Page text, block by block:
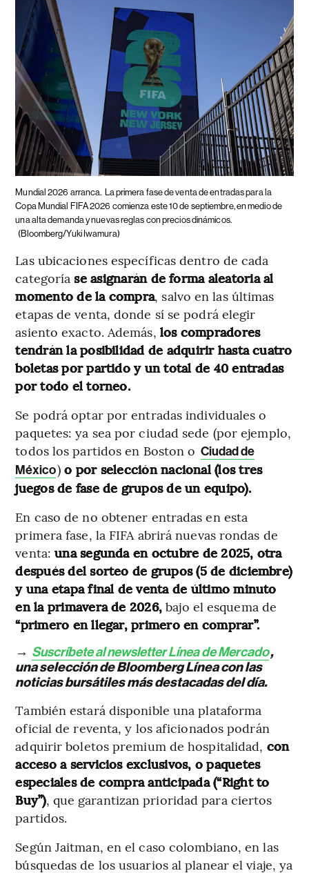
Mundial 2026 arranca. La primera fase de venta de entradas para la
Copa Mundial FIFA 2026 comienza este 10 de septiembre, en medio de
una alta demanda y nuevas reglas con precios dinámicos.
(Bloomberg/Yuki Iwamura)
Las ubicaciones específicas dentro de cada
categoríase asignarán de forma aleatoria al
momento de la compra, salvo en las últimas
etapas de venta, donde sí se podrá elegir
asiento exacto. Además, los compradores
tendrán la posibilidad de adquirir hasta cuatro
boletas por partido y un total de 40 entradas
por todo el torneo.
Se podrá optar por entradas individuales o
paquetes: ya sea por ciudad sede (por ejemplo,
todos los partidos en Boston o Ciudad de
México)o por selección nacional (los tres
juegos de fase de grupos de un equipo).
En caso de no obtener entradas en esta
primera fase, la FIFA abrirá nuevas rondas de
venta:una segunda en octubre de 2025, otra
después del sorteo de grupos (5 de diciembre)
y una etapa final de venta de último minuto
en la primavera de 2026, bajo el esquema de
“primero en llegar, primero en comprar”.
→ Suscríbete al newsletter Línea de Mercado,
una selección de Bloomberg Línea con las
noticias bursátiles más destacadas del día.
También estará disponible una plataforma
oficial de reventa, y los aficionados podrán
adquirir boletos premium de hospitalidad, con
acceso a servicios exclusivos, o paquetes
especiales de compra anticipada (“Right to
Buy”), que garantizan prioridad para ciertos
partidos.
Según Jaitman, en el caso colombiano, en las
búsquedas de los usuarios al planear el viaje, ya